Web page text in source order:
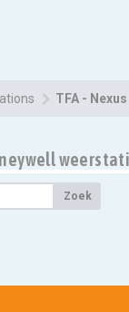
TFA -
Zoek